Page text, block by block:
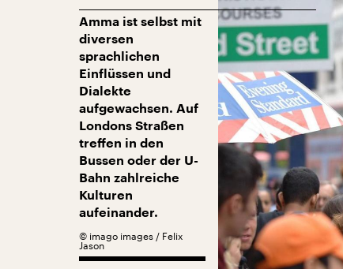
Amma ist selbst mit
diversen
sprachlichen
Einflüssen und
Dialekte
aufgewachsen. Auf
Londons Straßen
treffen in den
Bussen oder der U-
Bahn zahlreiche
Kulturen
aufeinander.
© imago images / Felix
Jason